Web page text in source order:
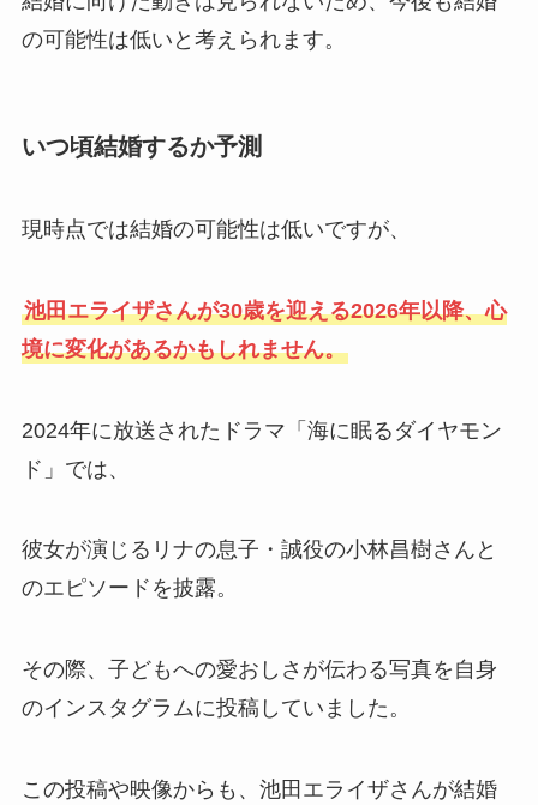
の可能性は低いと考えられます。
いつ頃結婚するか予測
現時点では結婚の可能性は低いですが、
池田エライザさんが30歳を迎える2026年以降、心
境に変化があるかもしれません。
2024年に放送されたドラマ「海に眠るダイヤモン
ド」では、
彼女が演じるリナの息子・誠役の小林昌樹さんと
のエピソードを披露。
その際、子どもへの愛おしさが伝わる写真を自身
のインスタグラムに投稿していました。
この投稿や映像からも、池田エライザさんが結婚